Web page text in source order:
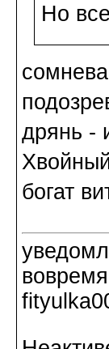
Но
дрянь -
богат